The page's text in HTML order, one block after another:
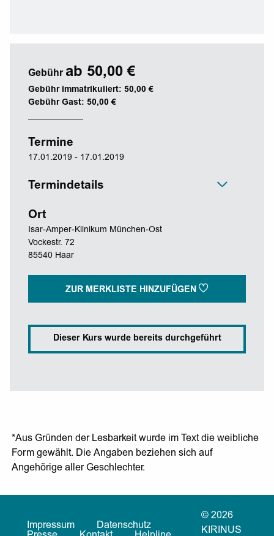
Gebühr ab 50,00 €
Gebühr immatrikuliert: 50,00 €
Gebühr Gast: 50,00 €
Termine
17.01.2019 - 17.01.2019
Termindetails
Ort
Isar-Amper-Klinikum München-Ost
Vockestr. 72
85540 Haar
ZUR MERKLISTE HINZUFÜGEN
Dieser Kurs wurde bereits durchgeführt
*Aus Gründen der Lesbarkeit wurde im Text die weibliche
Form gewählt. Die Angaben beziehen sich auf
Angehörige aller Geschlechter.
Impressum
Datenschutz
© 2026
KIRINUS